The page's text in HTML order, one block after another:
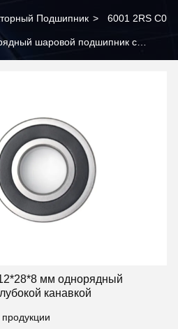
Подшипник > 6001 2RS C0
шаровой подшипник с
мм однорядный
канавкой